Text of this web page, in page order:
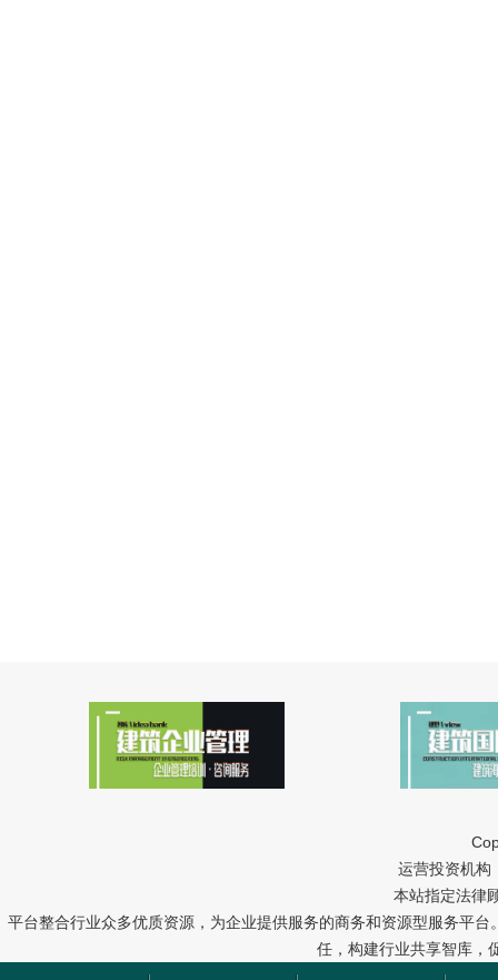
运营投资机构
本站指定法律
平台整合行业众多优质资源，为企业提供服务的商务和资源型服务平
任，构建行业共享智库，